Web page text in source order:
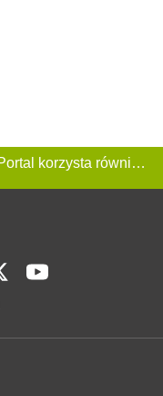
Ta Strona używa plików «cookies». Portal korzysta również z serwisu internetowego do zbierania danych technicznych o odwiedzających w celu uzyskania informacji marketingowych i statystycznych. Warunki przetwarzania danych odwiedzających Stronę, patrz: